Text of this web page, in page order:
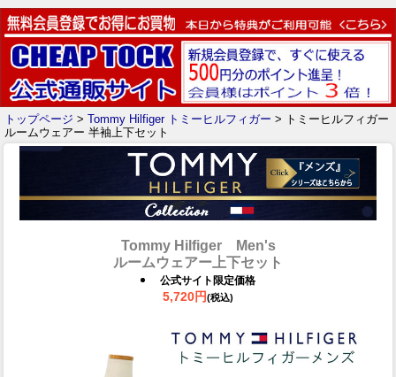
トップページ > Tommy Hilfiger トミーヒルフィガー > トミーヒルフィガー
ルームウェアー 半袖上下セット
Tommy Hilfiger Men's
ルームウェアー上下セット
公式サイト限定価格
5,720円(税込)